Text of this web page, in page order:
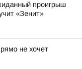
проигрыш
«Зенит»
не хочет